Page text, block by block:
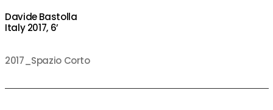
Davide Bastolla
Italy 2017, 6’
2017_Spazio Corto